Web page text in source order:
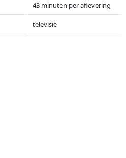
43 minuten per aflevering
televisie